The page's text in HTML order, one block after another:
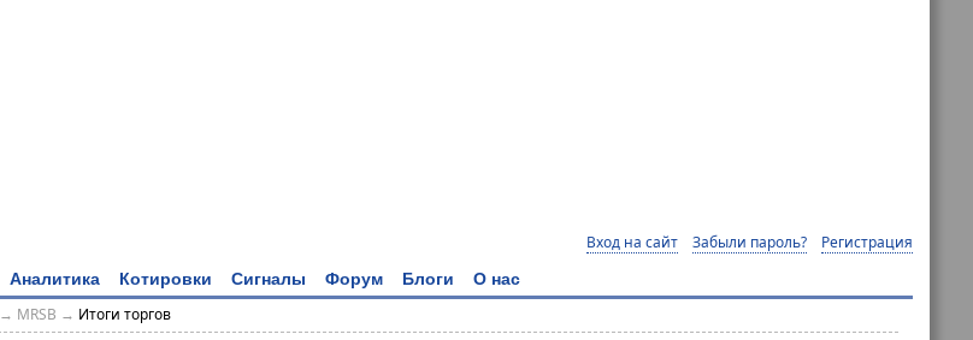
Вход на сайт Забыли пароль? Регистрация
Аналитика Котировки Сигналы Форум Блоги О нас
→ MRSB → Итоги торгов